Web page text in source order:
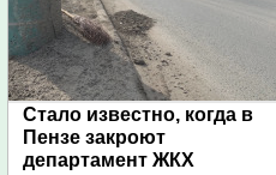
Стало известно, когда в
Пензе закроют
департамент ЖКХ